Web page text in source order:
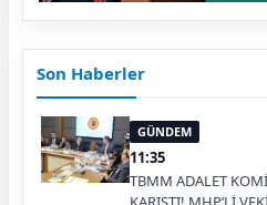
Son Haberler
GÜNDEM
11:35
TBMM ADALET